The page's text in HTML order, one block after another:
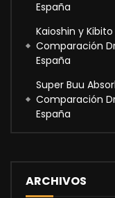
España
Kaioshin y
Comparación
España
Super Buu
Comparación
España
ARCHIVOS